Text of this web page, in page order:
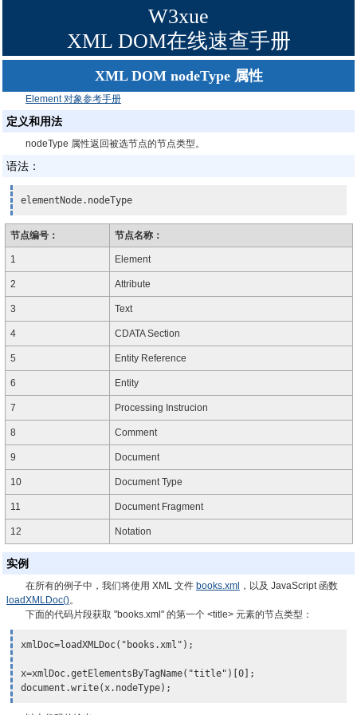
W3xue
XML DOM在线速查手册
XML DOM nodeType 属性
Element 对象参考手册
定义和用法
nodeType 属性返回被选节点的节点类型。
语法：
elementNode.nodeType
节点编号： 节点名称：
1 Element
2 Attribute
3 Text
4 CDATA Section
5 Entity Reference
6 Entity
7 Processing Instrucion
8 Comment
9 Document
10 Document Type
11 Document Fragment
12 Notation
实例
在所有的例子中，我们将使用 XML 文件 books.xml ，以及 JavaScript 函数
loadXMLDoc()。
下面的代码片段获取 "books.xml" 的第一个 <title> 元素的节点类型：
xmlDoc=loadXMLDoc("books.xml");
x=xmlDoc.getElementsByTagName("title")[0];
document.write(x.nodeType);